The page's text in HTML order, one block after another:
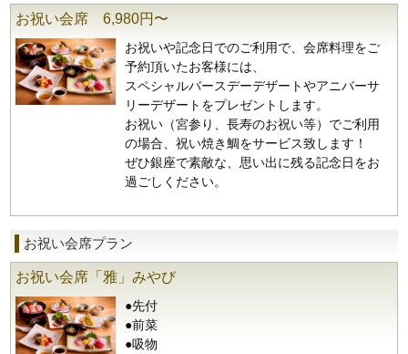
お祝い会席 6,980円〜
お祝いや記念日でのご利用で、会席料理をご
予約頂いたお客様には、
スペシャルバースデーデザートやアニバーサ
リーデザートをプレゼントします。
お祝い（宮参り、長寿のお祝い等）でご利用
の場合、祝い焼き鯛をサービス致します！
ぜひ銀座で素敵な、思い出に残る記念日をお
過ごしください。
お祝い会席プラン
お祝い会席「雅」みやび
●先付
●前菜
●吸物